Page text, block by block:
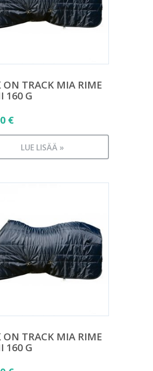
ON TRACK MIA RIME
160 G
€
LUE LISÄÄ »
ON TRACK MIA RIME
160 G